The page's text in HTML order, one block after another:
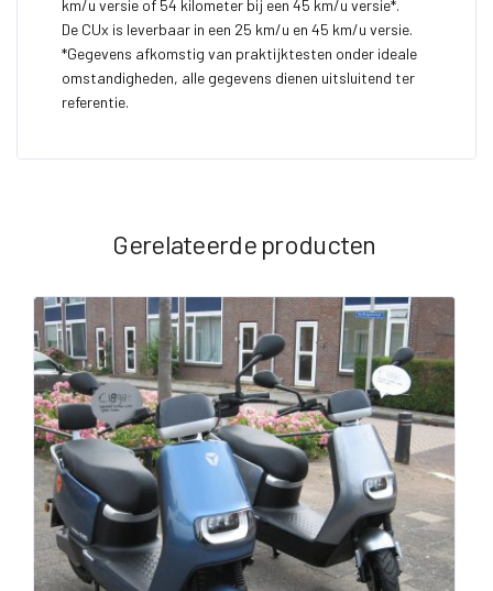
km/u versie of 54 kilometer bij een 45 km/u versie*.
De CUx is leverbaar in een 25 km/u en 45 km/u versie.
*Gegevens afkomstig van praktijktesten onder ideale
omstandigheden, alle gegevens dienen uitsluitend ter
referentie.
Gerelateerde producten